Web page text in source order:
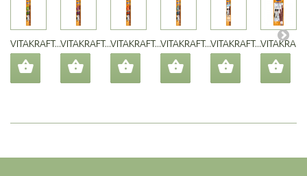
VITAKRAFT...VITAKRAFT...VITAKRAFT...VITAKRAFT...VITAKRAFT...